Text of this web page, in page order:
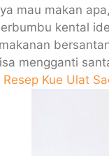
mau makan
kental
mengganti
Resep Kue Ulat